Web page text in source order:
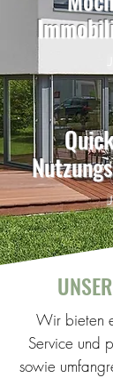
Wir bieten
Service und
sowie